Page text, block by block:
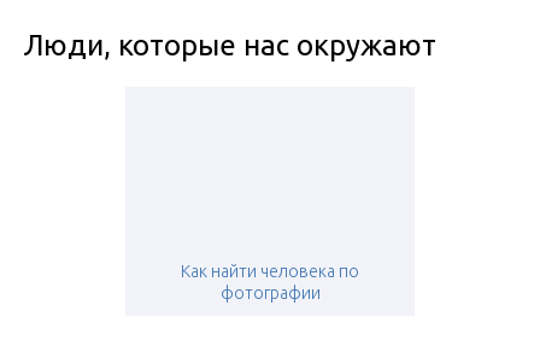
Люди, которые нас окружают
Как найти человека по
фотографии